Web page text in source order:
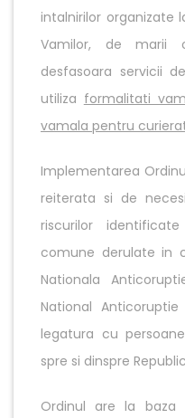
intalnirilor organizate
Vamilor, de marii
desfasoara servicii
utiliza formalitati
vamala pentru
Implementarea
reiterata si de
riscurilor
comune derulate in
Nationala
National
legatura cu
spre si dinspre
Ordinul are la baza